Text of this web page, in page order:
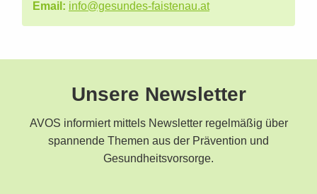
Email: info@gesundes-faistenau.at
Unsere Newsletter
AVOS informiert mittels Newsletter regelmäßig über
spannende Themen aus der Prävention und
Gesundheitsvorsorge.